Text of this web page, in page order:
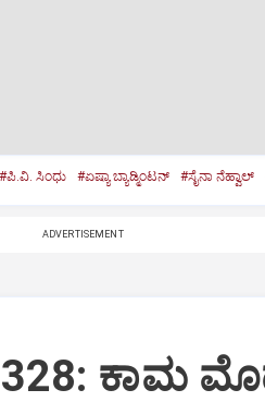
#ಪಿ.ವಿ. ಸಿಂಧು #ಏಷ್ಯಾ ಬ್ಯಾಡ್ಮಿಂಟನ್‌ #ಸೈನಾ ನೆಹ್ವಾಲ್‌
ADVERTISEMENT
ಕಾಮ